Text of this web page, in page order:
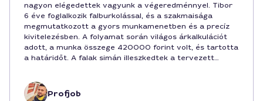
nagyon elégedettek vagyunk a végeredménnyel. Tibor
6 éve foglalkozik falburkolással, és a szakmaisága
megmutatkozott a gyors munkamenetben és a precíz
kivitelezésben. A folyamat során világos árkalkulációt
adott, a munka összege 420000 forint volt, és tartotta
a határidőt. A falak simán illeszkedtek a tervezett
megbízható szakembert a falburkoláshoz.
Profjob